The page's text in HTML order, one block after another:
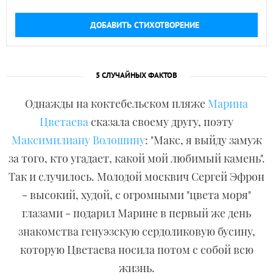
ДОБАВИТЬ СТИХОТВОРЕНИЕ
5 СЛУЧАЙНЫХ ФАКТОВ
Однажды на коктебельском пляже Марина
Цветаевасказала своему другу, поэту
Максимилиану Волошину: "Макс, я выйду замуж
за того, кто угадает, какой мой любимый камень".
Так и случилось. Молодой москвич Сергей Эфрон
- высокий, худой, с огромными "цвета моря"
глазами - подарил Марине в первый же день
знакомства генуэзскую сердоликовую бусину,
которую Цветаева носила потом с собой всю
жизнь.